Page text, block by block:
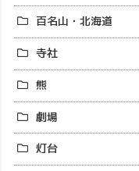
百名山・北海道
寺社
熊
劇場
灯台